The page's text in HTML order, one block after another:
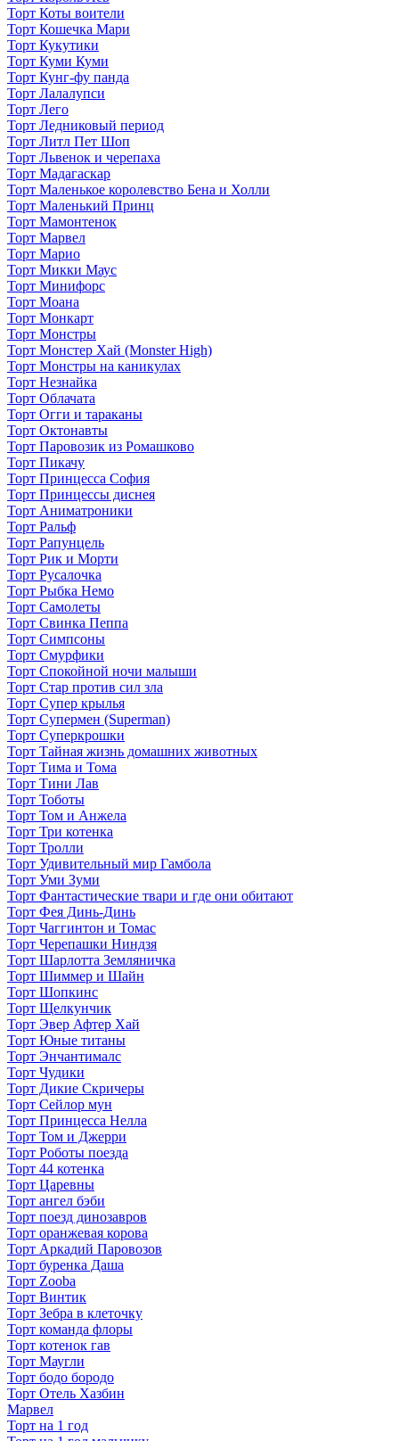
Торт Коты воители
Торт Кошечка Мари
Торт Кукутики
Торт Куми Куми
Торт Кунг-фу панда
Торт Лалалупси
Торт Лего
Торт Ледниковый период
Торт Литл Пет Шоп
Торт Львенок и черепаха
Торт Мадагаскар
Торт Маленькое королевство Бена и Холли
Торт Маленький Принц
Торт Мамонтенок
Торт Марвел
Торт Марио
Торт Микки Маус
Торт Минифорс
Торт Моана
Торт Монкарт
Торт Монстры
Торт Монстер Хай (Monster High)
Торт Монстры на каникулах
Торт Незнайка
Торт Облачата
Торт Огги и тараканы
Торт Октонавты
Торт Паровозик из Ромашково
Торт Пикачу
Торт Принцесса София
Торт Принцессы диснея
Торт Аниматроники
Торт Ральф
Торт Рапунцель
Торт Рик и Морти
Торт Русалочка
Торт Рыбка Немо
Торт Самолеты
Торт Свинка Пеппа
Торт Симпсоны
Торт Смурфики
Торт Спокойной ночи малыши
Торт Стар против сил зла
Торт Супер крылья
Торт Супермен (Superman)
Торт Суперкрошки
Торт Тайная жизнь домашних животных
Торт Тима и Тома
Торт Тини Лав
Торт Тоботы
Торт Том и Анжела
Торт Три котенка
Торт Тролли
Торт Удивительный мир Гамбола
Торт Уми Зуми
Торт Фантастические твари и где они обитают
Торт Фея Динь-Динь
Торт Чаггинтон и Томас
Торт Черепашки Ниндзя
Торт Шарлотта Земляничка
Торт Шиммер и Шайн
Торт Шопкинс
Торт Щелкунчик
Торт Эвер Афтер Хай
Торт Юные титаны
Торт Энчантималс
Торт Чудики
Торт Дикие Скричеры
Торт Сейлор мун
Торт Принцесса Нелла
Торт Том и Джерри
Торт Роботы поезда
Торт 44 котенка
Торт Царевны
Торт ангел бэби
Торт поезд динозавров
Торт оранжевая корова
Торт Аркадий Паровозов
Торт буренка Даша
Торт Zooba
Торт Винтик
Торт Зебра в клеточку
Торт команда флоры
Торт котенок гав
Торт Маугли
Торт бодо бородо
Торт Отель Хазбин
Марвел
Торт на 1 год